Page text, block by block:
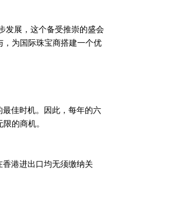
发展，这个备受推崇的盛会
为国际珠宝商搭建一个优
佳时机。因此，每年的六
的商机。
港进出口均无须缴纳关